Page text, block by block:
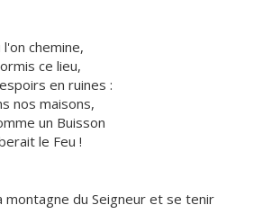
chemine,
ce lieu,
en ruines :
nos maisons,
un Buisson
le Feu !
montagne du Seigneur et se tenir